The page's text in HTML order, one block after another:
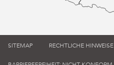
SITEMAP RECHTLICHE HINWEISE